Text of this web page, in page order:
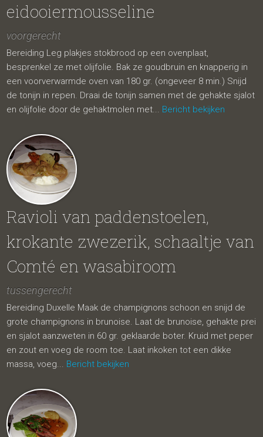
eidooiermousseline
voorgerecht
Bereiding Leg plakjes stokbrood op een ovenplaat,
besprenkel ze met olijfolie. Bak ze goudbruin en knapperig in
een voorverwarmde oven van 180 gr. (ongeveer 8 min.) Snijd
de tonijn in repen. Draai de tonijn samen met de gehakte sjalot
en olijfolie door de gehaktmolen met... Bericht bekijken
Ravioli van paddenstoelen,
krokante zwezerik, schaaltje van
Comté en wasabiroom
tussengerecht
Bereiding Duxelle Maak de champignons schoon en snijd de
grote champignons in brunoise. Laat de brunoise, gehakte prei
en sjalot aanzweten in 60 gr. geklaarde boter. Kruid met peper
en zout en voeg de room toe. Laat inkoken tot een dikke
massa, voeg... Bericht bekijken